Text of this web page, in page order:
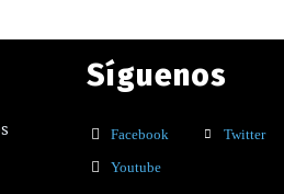
Síguenos
Facebook
Twitter
Youtube